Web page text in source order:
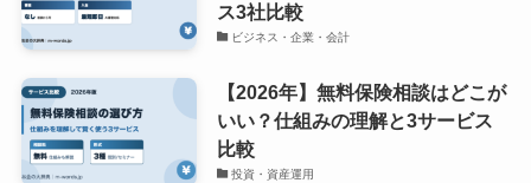
ス3社比較
ビジネス・企業・会計
【2026年】無料保険相談はどこが
いい？仕組みの理解と3サービス
比較
投資・資産運用